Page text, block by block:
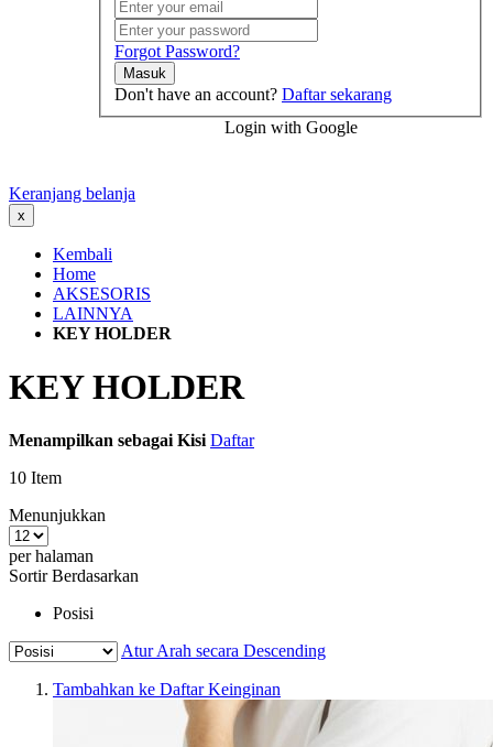
Forgot Password?
Masuk
Don't have an account? Daftar sekarang
Login with Google
Keranjang belanja
x
Kembali
Home
AKSESORIS
LAINNYA
KEY HOLDER
KEY HOLDER
Menampilkan sebagai Kisi Daftar
10 Item
Menunjukkan
per halaman
Sortir Berdasarkan
Posisi
Atur Arah secara Descending
Tambahkan ke Daftar Keinginan